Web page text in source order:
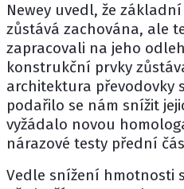
Newey uvedl, že
zůstává zachována, ale
zapracovali na jeho
konstrukční prvky
architektura převodovky
podařilo se nám snížit
vyžádalo novou
nárazové testy přední
Vedle snížení hmotnosti